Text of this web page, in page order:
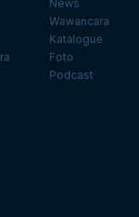
News
Wawancara
Katalogue
Foto
Podcast